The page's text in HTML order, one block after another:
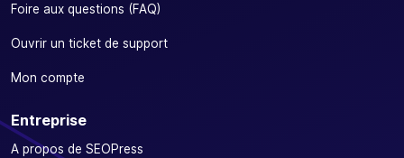
Foire aux questions (FAQ)
Ouvrir un ticket de support
Mon compte
Entreprise
A propos de SEOPress